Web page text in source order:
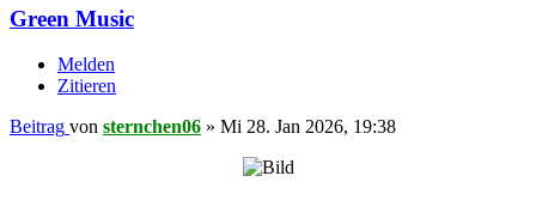
Green Music
Melden
Zitieren
Beitrag von sternchen06 » Mi 28. Jan 2026, 19:38